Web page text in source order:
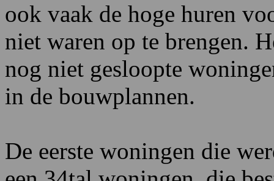
ook vaak de hoge huren
niet waren op te brengen.
nog niet gesloopte
in de bouwplannen.
De eerste woningen die